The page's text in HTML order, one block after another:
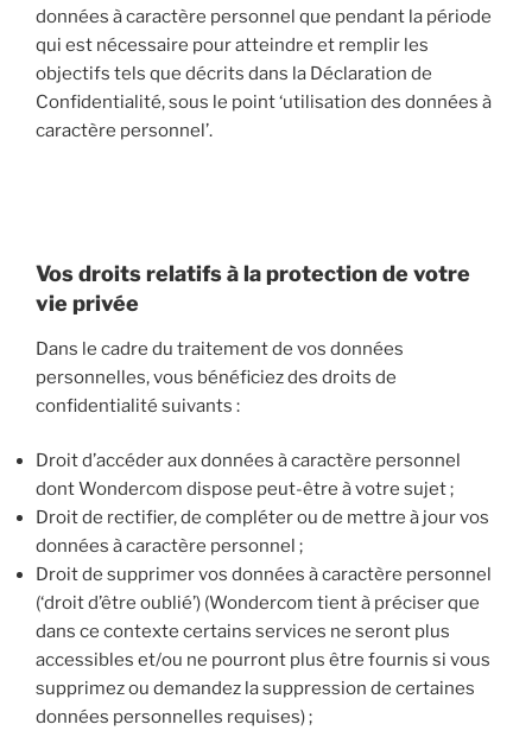
données à caractère personnel que pendant la période
qui est nécessaire pour atteindre et remplir les
objectifs tels que décrits dans la Déclaration de
Confidentialité, sous le point ‘utilisation des données à
caractère personnel’.
Vos droits relatifs à la protection de votre
vie privée
Dans le cadre du traitement de vos données
personnelles, vous bénéficiez des droits de
confidentialité suivants :
Droit d’accéder aux données à caractère personnel
dont Wondercom dispose peut-être à votre sujet ;
Droit de rectifier, de compléter ou de mettre à jour vos
données à caractère personnel ;
Droit de supprimer vos données à caractère personnel
(‘droit d’être oublié’) (Wondercom tient à préciser que
dans ce contexte certains services ne seront plus
accessibles et/ou ne pourront plus être fournis si vous
supprimez ou demandez la suppression de certaines
données personnelles requises) ;